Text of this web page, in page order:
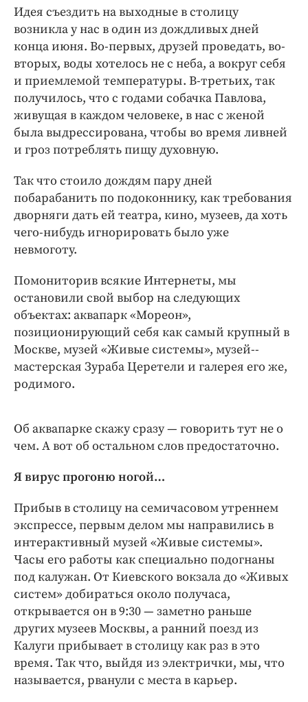
Издания
Медиаперсона
Интересное чтиво
Клиника года
Работодатель года
Идея съездить на выходные в столицу
возникла у нас в один из дождливых дней
конца июня. Во-­первых, друзей проведать, во-
вторых, воды хотелось не с неба, а вокруг себя
и приемлемой температуры. В-третьих, так
получилось, что с годами собачка Павлова,
живущая в каждом человеке, в нас с женой
была выдрессирована, чтобы во время ливней
и гроз потреблять пищу духовную.
Так что стоило дождям пару дней
побарабанить по подоконнику, как требования
дворняги дать ей театра, кино, музеев, да хоть
чего-нибудь игнорировать было уже
невмоготу.
Помониторив всякие Интернеты, мы
остановили свой выбор на следующих
объектах: аквапарк «Мореон»,
позиционирующий себя как самый крупный в
Москве, музей «Живые системы», музей-­
мастерская Зураба ­Церетели и галерея его же,
родимого.
Об аквапарке скажу сразу — говорить тут не о
чем. А вот об остальном слов предостаточно.
Я вирус прогоню ногой…
Прибыв в столицу на семичасовом утреннем
экспрессе, первым делом мы направились в
интерактивный музей «Живые системы».
Часы его работы как специально подогнаны
под калужан. От Киевского вокзала до «Живых
систем» добираться около получаса,
открывается он в 9:30 — заметно раньше
других музеев Москвы, а ранний поезд из
Калуги прибывает в столицу как раз в это
время. Так что, выйдя из электрички, мы, что
называется, рванули с места в карьер.